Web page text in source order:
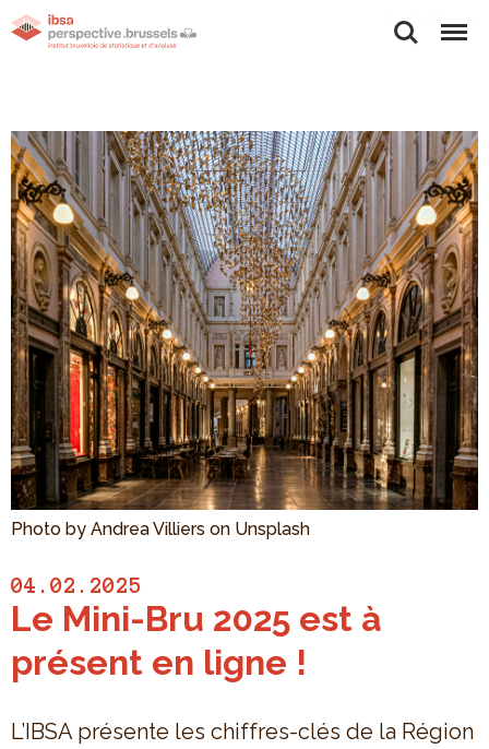
Rechercher
Menu
Photo by Andrea Villiers on Unsplash
04.02.2025
Le Mini-Bru 2025 est à
présent en ligne !
L’IBSA présente les chiffres-clés de la Région